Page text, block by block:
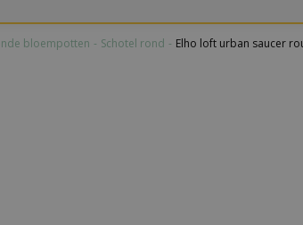
bloempotten Schotel rond Elho loft urban saucer